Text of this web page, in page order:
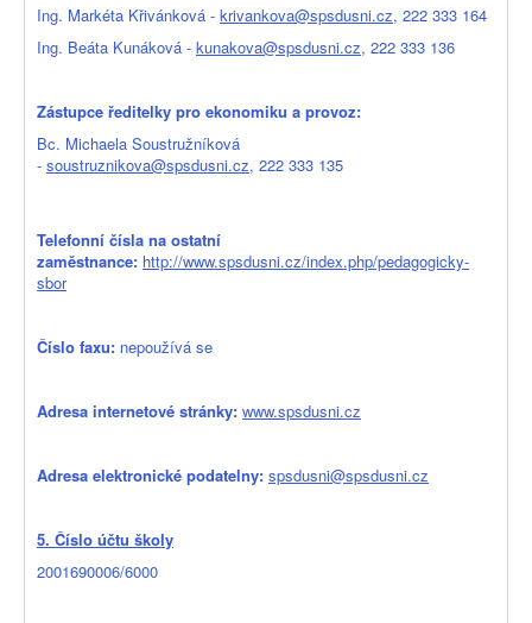
Ing. Markéta Křivánková - krivankova@spsdusni.cz, 222 333 164
Ing. Beáta Kunáková - kunakova@spsdusni.cz, 222 333 136
Zástupce ředitelky pro ekonomiku a provoz:
Bc. Michaela Soustružníková
- soustruznikova@spsdusni.cz, 222 333 135
Telefonní čísla na ostatní
zaměstnance: http://www.spsdusni.cz/index.php/pedagogicky-
sbor
Číslo faxu: nepoužívá se
Adresa internetové stránky: www.spsdusni.cz
Adresa elektronické podatelny: spsdusni@spsdusni.cz
5. Číslo účtu školy
2001690006/6000